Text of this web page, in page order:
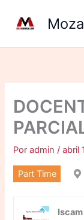
conteúdo
Poradmin/abril
Part Time
Iscam